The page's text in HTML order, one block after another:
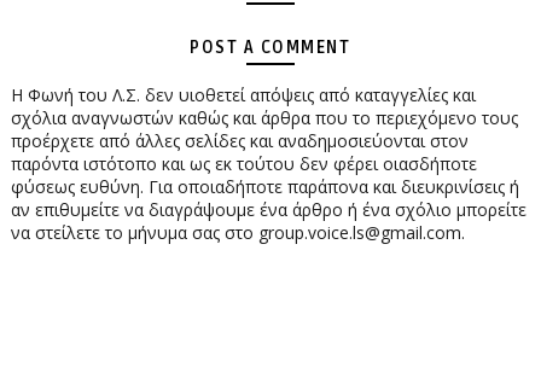
POST A COMMENT
Η Φωνή του Λ.Σ. δεν υιοθετεί απόψεις από καταγγελίες και
σχόλια αναγνωστών καθώς και άρθρα που το περιεχόμενο τους
προέρχετε από άλλες σελίδες και αναδημοσιεύονται στον
παρόντα ιστότοπο και ως εκ τούτου δεν φέρει οιασδήποτε
φύσεως ευθύνη. Για οποιαδήποτε παράπονα και διευκρινίσεις ή
αν επιθυμείτε να διαγράψουμε ένα άρθρο ή ένα σχόλιο μπορείτε
να στείλετε το μήνυμα σας στο group.voice.ls@gmail.com.